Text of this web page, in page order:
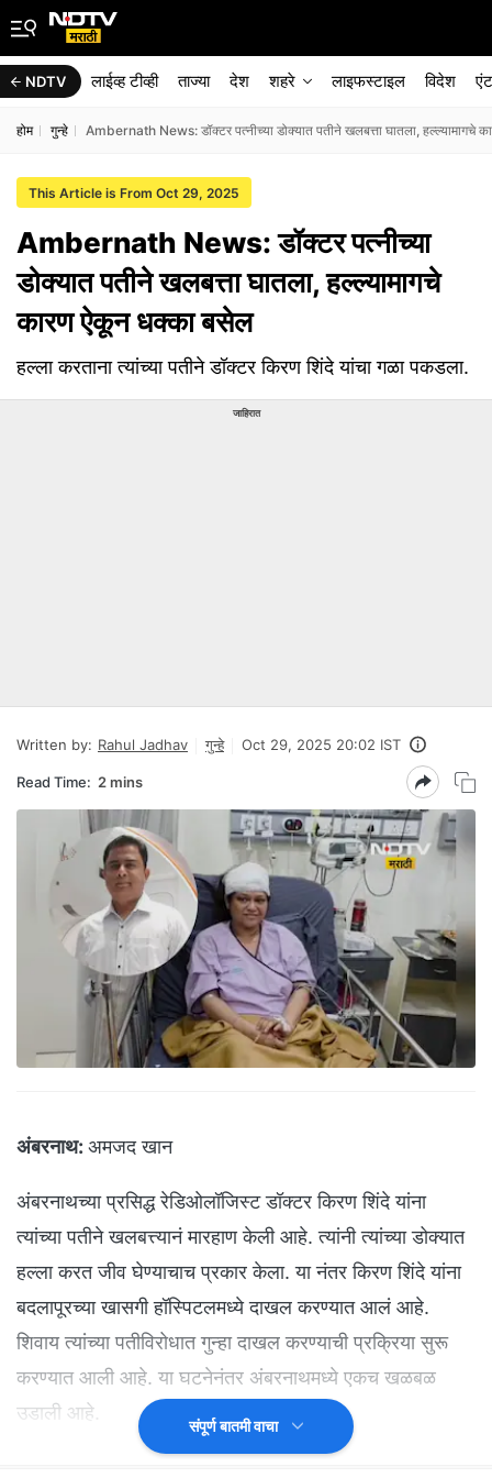
NDTV लाईव्ह टीव्ही ताज्या देश शहरे लाइफस्टाइल विदेश
होम गुन्हे Ambernath News: डॉक्टर पत्नीच्या डोक्यात पतीने खलबत्ता घातला, हल्ल्यामागचे
This Article is From Oct 29, 2025
Ambernath News: डॉक्टर पत्नीच्या
डोक्यात पतीने खलबत्ता घातला, हल्ल्यामागचे
कारण ऐकून धक्का बसेल
हल्ला करताना त्यांच्या पतीने डॉक्टर किरण शिंदे यांचा गळा पकडला.
जाहिरात
Written by: Rahul Jadhav गुन्हे Oct 29, 2025 20:02 IST
Read Time: 2 mins
अंबरनाथ: अमजद खान
अंबरनाथच्या प्रसिद्ध रेडिओलॉजिस्ट डॉक्टर किरण शिंदे यांना
त्यांच्या पतीने खलबत्त्यानं मारहाण केली आहे. त्यांनी त्यांच्या डोक्यात
हल्ला करत जीव घेण्याचाच प्रकार केला. या नंतर किरण शिंदे यांना
बदलापूरच्या खासगी हॉस्पिटलमध्ये दाखल करण्यात आलं आहे.
शिवाय त्यांच्या पतीविरोधात गुन्हा दाखल करण्याची प्रक्रिया सुरू
करण्यात आली आहे. या घटनेनंतर अंबरनाथमध्ये एकच खळबळ
उडाली आहे.
संपूर्ण बातमी वाचा